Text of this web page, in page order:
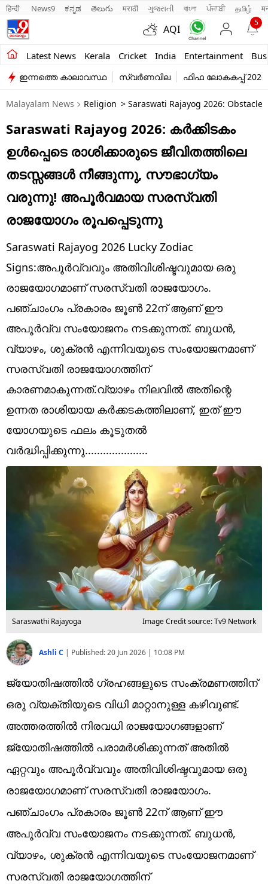
हिन्दी News9 ಕನ್ನಡ తెలుగు मराठी ગુજરાતી বাংলা ਪੰਜਾਬੀ தமிழ்
AQI
5
Latest News Kerala Cricket India Entertainment
Kerala
India
Entertainment
Business
Education
Sports
Lifestyle
world
Technology
Web Story
Photo
ഇന്നത്തെ കാലാവസ്ഥ സ്വർണവില ഫിഫ ലോകകപ്പ് 2026
Malayalam News Religion > Saraswati Rajayog 2026:
Saraswati Rajayog 2026: കർക്കിടകം
ഉൾപ്പെടെ രാശിക്കാരുടെ ജീവിതത്തിലെ
തടസ്സങ്ങൾ നീങ്ങുന്നു, സൗഭാഗ്യം
വരുന്നു! അപൂർവമായ സരസ്വതി
രാജയോഗം രൂപപ്പെടുന്നു
Saraswati Rajayog 2026 Lucky Zodiac
Signs:അപൂർവ്വവും അതിവിശിഷ്ടവുമായ ഒരു
രാജയോഗമാണ് സരസ്വതി രാജയോഗം.
പഞ്ചാംഗം പ്രകാരം ജൂൺ 22ന് ആണ് ഈ
അപൂർവ്വ സംയോജനം നടക്കുന്നത്. ബുധൻ,
വ്യാഴം, ശുക്രൻ എന്നിവയുടെ സംയോജനമാണ്
സരസ്വതി രാജയോഗത്തിന്
കാരണമാകുന്നത്.വ്യാഴം നിലവിൽ അതിന്റെ
ഉന്നത രാശിയായ കർക്കടകത്തിലാണ്, ഇത് ഈ
യോഗയുടെ ഫലം കൂടുതൽ
വർദ്ധിപ്പിക്കുന്നു.....................
Saraswathi Rajayoga Image Credit source: Tv9 Network
Ashli C | Published:20 Jun 2026 | 10:08 PM
ജ്യോതിഷത്തിൽ ഗ്രഹങ്ങളുടെ സംക്രമണത്തിന്
ഒരു വ്യക്തിയുടെ വിധി മാറ്റാനുള്ള കഴിവുണ്ട്.
അത്തരത്തിൽ നിരവധി രാജയോഗങ്ങളാണ്
ജ്യോതിഷത്തിൽ പരാമർശിക്കുന്നത് അതിൽ
ഏറ്റവും അപൂർവ്വവും അതിവിശിഷ്ടവുമായ ഒരു
രാജയോഗമാണ് സരസ്വതി രാജയോഗം.
പഞ്ചാംഗം പ്രകാരം ജൂൺ 22ന് ആണ് ഈ
അപൂർവ്വ സംയോജനം നടക്കുന്നത്. ബുധൻ,
വ്യാഴം, ശുക്രൻ എന്നിവയുടെ സംയോജനമാണ്
സരസ്വതി രാജയോഗത്തിന്